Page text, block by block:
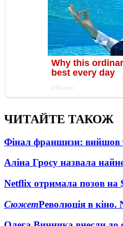
ЧИТАЙТЕ ТАКОЖ
Фінал франшизи: вийшов
Аліна Гросу назвала
Netflix отримала позов на
СюжетРеволюція в кіно.